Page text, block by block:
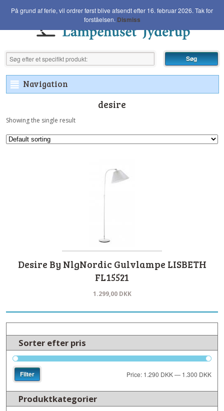
² Navigation
desire
Showing the single result
Desire By NlgNordic Gulvlampe LISBETH
FL15521
1.299,00 DKK
Sorter efter pris
Filter Price: 1.290 DKK— 1.300 DKK
Produktkategorier
På grund af ferie, vil ordrer først blive afsendt efter 16. februar 2026. Tak for
forståelsen. Dismiss